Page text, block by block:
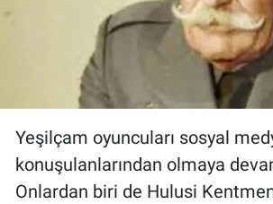
Yeşilçam oyuncuları sosyal
konuşulanlarından olmaya
Onlardan biri de Hulusi
Haber
İlan
Kimdir
Koronavirüs